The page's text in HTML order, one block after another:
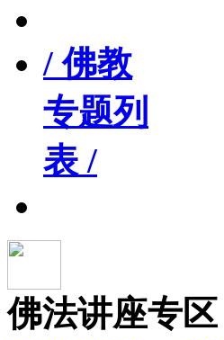
/ 佛教
专题列
表 /
佛法讲座专区